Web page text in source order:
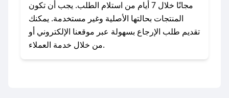
للحصول على كوبونات وخصومات حصرية، قم بما
يلي:
- اضغط على أيقونة متابعة لمتجر بيوتك في تطبيق
صحصح.
مجانًا خلال 7 أيام من استلام الطلب. يجب أن تكون
المنتجات بحالتها الأصلية وغير مستخدمة. يمكنك
تقديم طلب الإرجاع بسهولة عبر موقعنا الإلكتروني أو
من خلال خدمة العملاء.